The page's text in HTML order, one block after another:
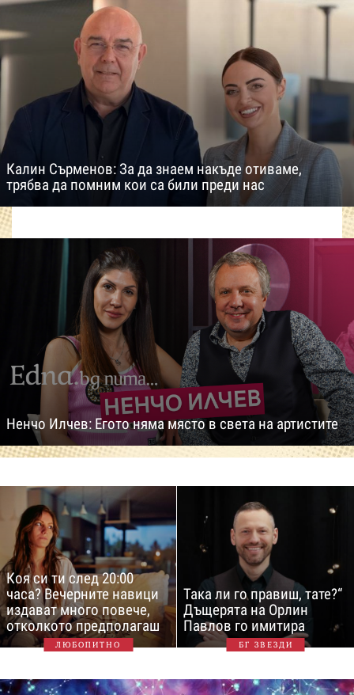
Калин Сърменов: За да знаем накъде отиваме,
трябва да помним кои са били преди нас
Ненчо Илчев: Егото няма място в света на артистите
Коя си ти след 20:00
часа? Вечерните навици
издават много повече,
отколкото предполагаш
ЛЮБОПИТНО
Така ли го правиш, тате?“
Дъщерята на Орлин
Павлов го имитира
БГ ЗВЕЗДИ